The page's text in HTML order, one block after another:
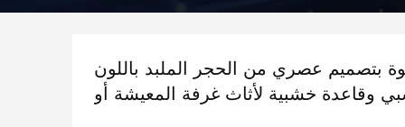
بتصميم عصري من الحجر الملبد باللون
وقاعدة خشبية لأثاث غرفة المعيشة أو